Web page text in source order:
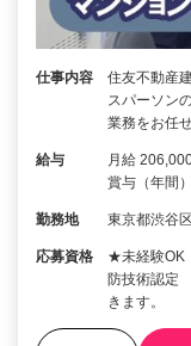
仕事内容
住友不動産
スパーソン
業務をお任
給与
月給
賞与（年間
勤務地 東京都渋谷
応募資格
★未経験OK
防技術認定
きます。